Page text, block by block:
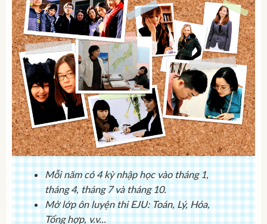
Mỗi năm có 4 kỳ nhập học vào tháng 1,
tháng 4, tháng 7 và tháng 10.
Mở lớp ôn luyện thi EJU: Toán, Lý, Hóa,
Tổng hợp, v.v...